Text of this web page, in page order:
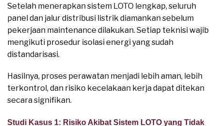
Setelah menerapkan sistem LOTO lengkap, seluruh
panel dan jalur distribusi listrik diamankan sebelum
pekerjaan maintenance dilakukan. Setiap teknisi wajib
mengikuti prosedur isolasi energi yang sudah
distandarisasi.
Hasilnya, proses perawatan menjadi lebih aman, lebih
terkontrol, dan risiko kecelakaan kerja dapat ditekan
secara signifikan.
Studi Kasus 1: Risiko Akibat Sistem LOTO yang Tidak